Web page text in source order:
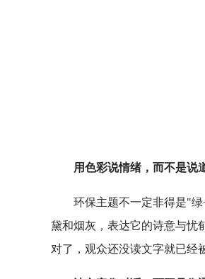
用色彩说情绪，而不是说
环保主题不一定非得是"
黛和烟灰，表达它的诗意与忧
对了，观众还没读文字就已经